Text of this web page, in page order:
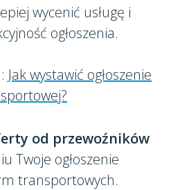
wycenić usługę i
ogłoszenia.
Jak wystawić ogłoszenie
od przewoźników
Twoje ogłoszenie
transportowych.